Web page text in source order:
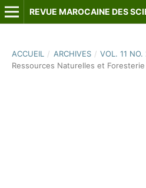
ACCUEIL / ARCHIVES / VOL. 11
Ressources Naturelles et Foresterie